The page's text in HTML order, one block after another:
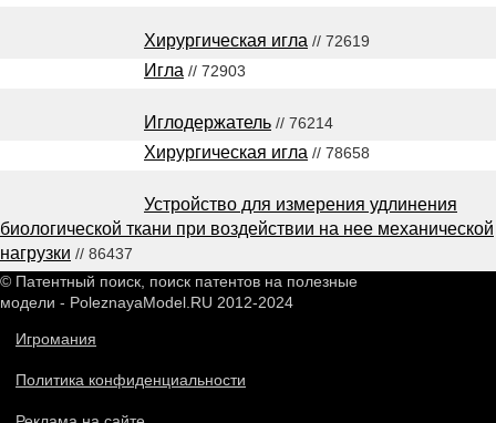
Хирургическая игла // 72619
Игла // 72903
Иглодержатель // 76214
Хирургическая игла // 78658
Устройство для измерения удлинения
биологической ткани при воздействии на нее механической
нагрузки // 86437
© Патентный поиск, поиск патентов на полезные
модели - PoleznayaModel.RU 2012-2024
Игромания
Политика конфиденциальности